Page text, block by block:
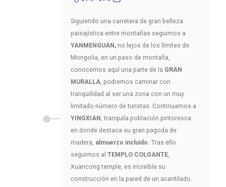
Siguiendo una carretera de gran belleza
paisajística entre montañas seguimos a
YANMENGUAN, no lejos de los límites de
Mongolia, en un paso de montaña,
conocemos aquí una parte de la GRAN
MURALLA, podremos caminar con
tranquilidad al ser una zona con un muy
limitado número de turistas. Continuamos a
YINGXIAN , tranquila población pintoresca
en donde destaca su gran pagoda de
madera, almuerzo incluido. Tras ello
seguimos al TEMPLO COLGANTE,
Xuancong temple, es increíble su
construcción en la pared de un acantilado.